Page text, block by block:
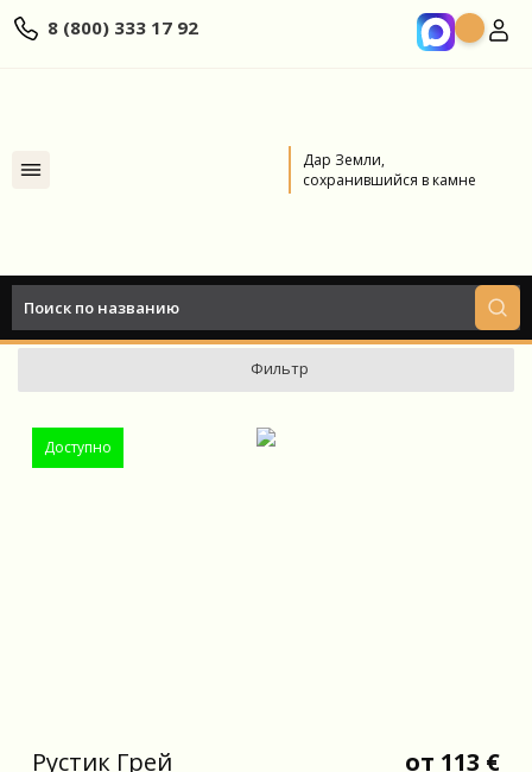
8 (800) 333 17 92
Дар Земли,
сохранившийся в камне
Рустик Грей
Фильтр
Доступно
Рустик Грей от 113 €